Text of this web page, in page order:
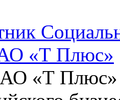
«Т Плюс»
«Т Плюс»